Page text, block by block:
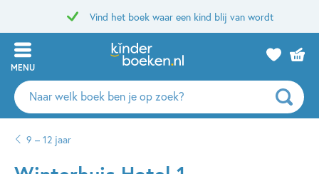
Vind het boek waar een kind blij van wordt
MENU
Zoeken
naar
auteurs
9 – 12 jaar